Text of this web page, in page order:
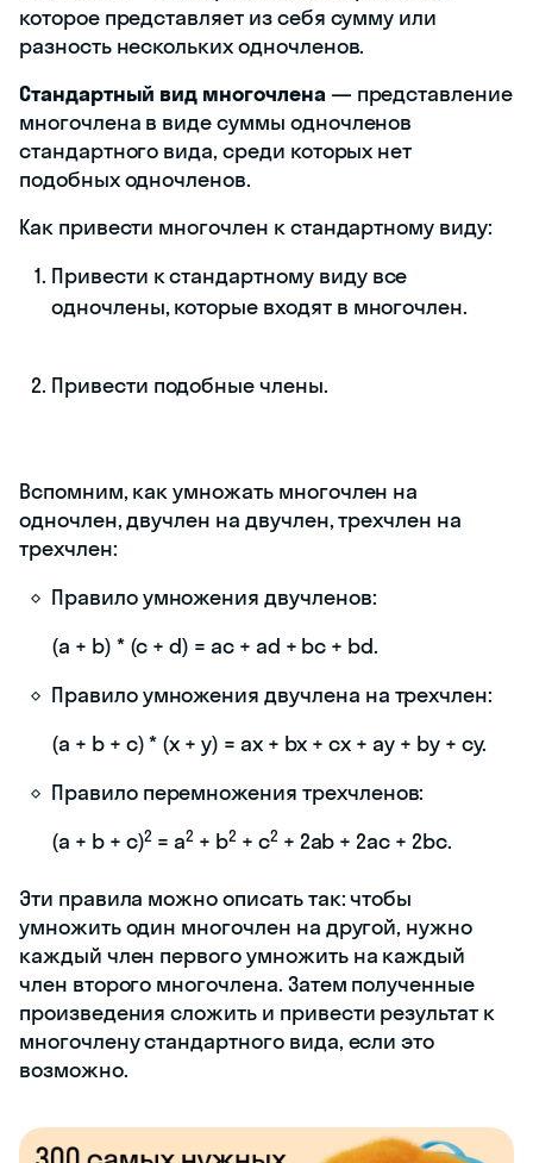
которое представляет из себя сумму или
разность нескольких одночленов.
Стандартный вид многочлена — представление
многочлена в виде суммы одночленов
стандартного вида, среди которых нет
подобных одночленов.
Как привести многочлен к стандартному виду:
Привести к стандартному виду все
одночлены, которые входят в многочлен.
Привести подобные члены.
Вспомним, как умножать многочлен на
одночлен, двучлен на двучлен, трехчлен на
трехчлен:
Правило умножения двучленов:
(a + b) * (c + d) = ac + ad + bc + bd.
Правило умножения двучлена на трехчлен:
(a + b + c) * (x + y) = ax + bx + cx + ay + by + cy.
Правило перемножения трехчленов:
(a + b + c)2 = a2 + b2+ c2+ 2ab + 2ac + 2bc.
Эти правила можно описать так: чтобы
умножить один многочлен на другой, нужно
каждый член первого умножить на каждый
член второго многочлена. Затем полученные
произведения сложить и привести результат к
многочлену стандартного вида, если это
возможно.